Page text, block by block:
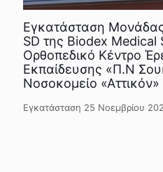
Εγκατάσταση
SD της Biodex Medical
Ορθοπεδικό Κέντρο
Εκπαίδευσης «Π.Ν
Νοσοκομείο «Αττικόν»
Εγκατάσταση 25 Νοεμβρίου